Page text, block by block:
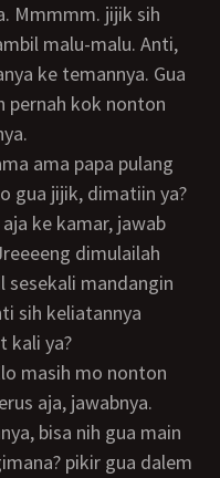
malu-malu. Anti,
ke temannya. Gua
pernah kok nonton
gua jijik, dimatiin ya?
ke kamar, jawab
dimulailah
sesekali mandangin
sih keliatannya
kali ya?
aja, jawabnya.
bisa nih gua main
pikir gua dalem